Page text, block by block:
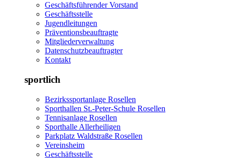
Geschäftsführender Vorstand
Geschäftsstelle
Jugendleitungen
Präventionsbeauftragte
Mitgliederverwaltung
Datenschutzbeauftragter
Kontakt
sportlich
Bezirkssportanlage Rosellen
Sporthallen St.-Peter-Schule Rosellen
Tennisanlage Rosellen
Sporthalle Allerheiligen
Parkplatz Waldstraße Rosellen
Vereinsheim
Geschäftsstelle